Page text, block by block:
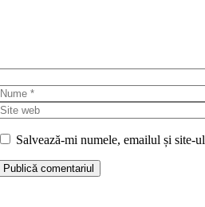
Nume
Salvează-mi numele, emailul și site-